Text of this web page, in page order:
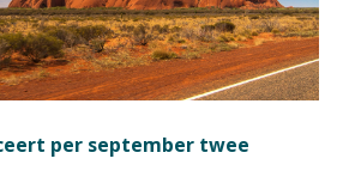
per september twee